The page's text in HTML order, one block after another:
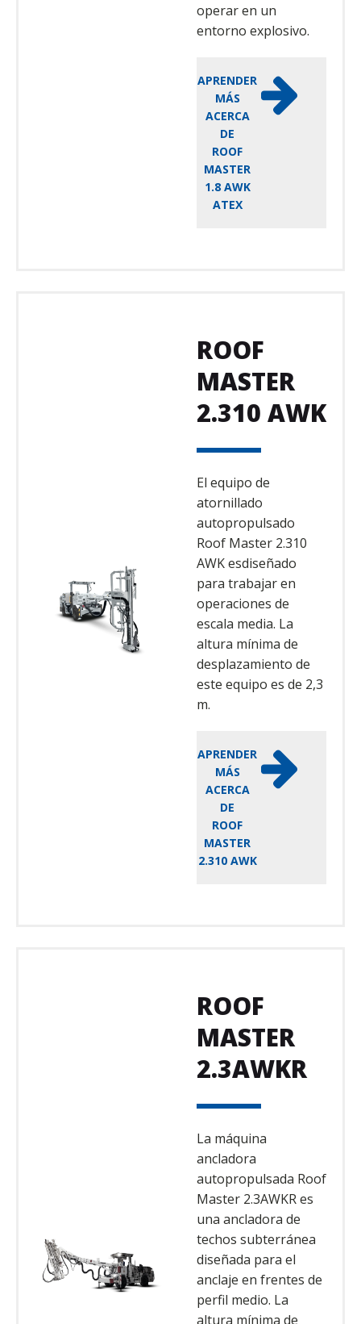
operar en un
entorno explosivo.
APRENDER
MÁS
ACERCA
DE
ROOF
MASTER
1.8 AWK
ATEX
ROOF
MASTER
2.310 AWK
El equipo de
atornillado
autopropulsado
Roof Master 2.310
AWK esdiseñado
para trabajar en
operaciones de
escala media. La
altura mínima de
desplazamiento de
este equipo es de 2,3
m.
APRENDER
MÁS
ACERCA
DE
ROOF
MASTER
2.310 AWK
ROOF
MASTER
2.3AWKR
La máquina
ancladora
autopropulsada Roof
Master 2.3AWKR es
una ancladora de
techos subterránea
diseñada para el
anclaje en frentes de
perfil medio. La
altura mínima de